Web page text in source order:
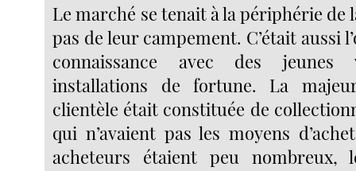
Le marché se tenait à la périphérie de
pas de leur campement. C’était aussi
connaissance avec des jeunes
installations de fortune. La
clientèle était constituée de
qui n’avaient pas les moyens
acheteurs étaient peu nombreux,